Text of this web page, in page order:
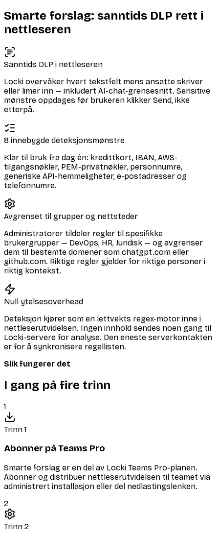
Smarte forslag: sanntids DLP rett i
nettleseren
Sanntids DLP i nettleseren
Locki overvåker hvert tekstfelt mens ansatte skriver
eller limer inn — inkludert AI-chat-grensesnitt. Sensitive
mønstre oppdages før brukeren klikker Send, ikke
etterpå.
8 innebygde deteksjonsmønstre
Klar til bruk fra dag én: kredittkort, IBAN, AWS-
tilgangsnøkler, PEM-privatnøkler, personnumre,
generiske API-hemmeligheter, e-postadresser og
telefonnumre.
Avgrenset til grupper og nettsteder
Administratorer tildeler regler til spesifikke
brukergrupper — DevOps, HR, Juridisk — og avgrenser
dem til bestemte domener som chatgpt.com eller
github.com. Riktige regler gjelder for riktige personer i
riktig kontekst.
Null ytelsesoverhead
Deteksjon kjører som en lettvekts regex-motor inne i
nettleserutvidelsen. Ingen innhold sendes noen gang til
Locki-servere for analyse. Den eneste serverkontakten
er for å synkronisere regellisten.
Slik fungerer det
I gang på fire trinn
1
Trinn 1
Abonner på Teams Pro
Smarte forslag er en del av Locki Teams Pro-planen.
Abonner og distribuer nettleserutvidelsen til teamet via
administrert installasjon eller del nedlastingslenken.
2
Trinn 2